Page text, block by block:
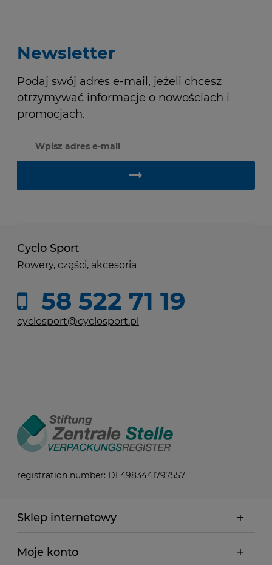
Newsletter
Podaj swój adres e-mail, jeżeli chcesz
otrzymywać informacje o nowościach i
promocjach.
Cyclo Sport
Rowery, części, akcesoria
58 522 71 19
cyclosport@cyclosport.pl
registration number: DE4983441797557
Sklep internetowy
Moje konto